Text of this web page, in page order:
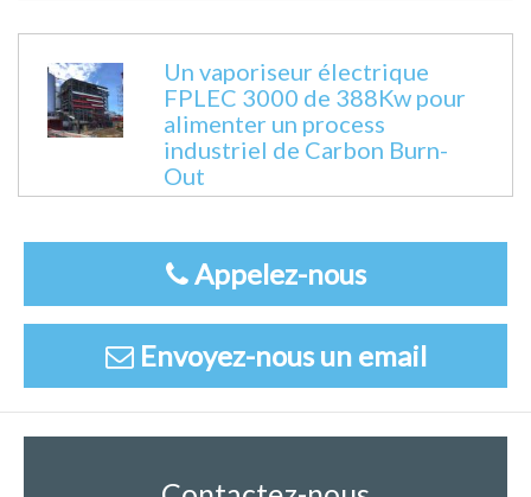
Un vaporiseur électrique
FPLEC 3000 de 388Kw pour
alimenter un process
industriel de Carbon Burn-
Out
Appelez-nous
Envoyez-nous un email